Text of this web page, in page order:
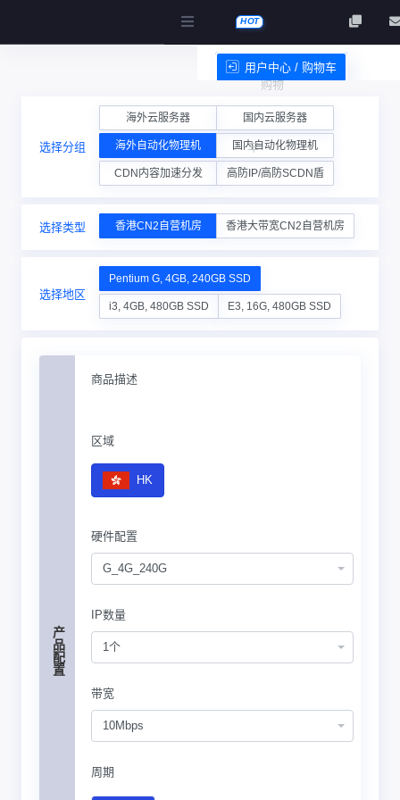
HOT
购物
车
用户中心 / 购物车
服务条款
选择分组
海外云服务器 国内云服务器
海外自动化物理机 国内自动化物理机
CDN内容加速分发 高防IP/高防SCDN盾
选择类型 香港CN2自营机房 香港大带宽CN2自营机房
选择地区
Pentium G, 4GB, 240GB SSD
i3, 4GB, 480GB SSD E3, 16G, 480GB SSD
产品配置
商品描述
区域
HK
硬件配置
G_4G_240G
IP数量
1个
带宽
10Mbps
周期